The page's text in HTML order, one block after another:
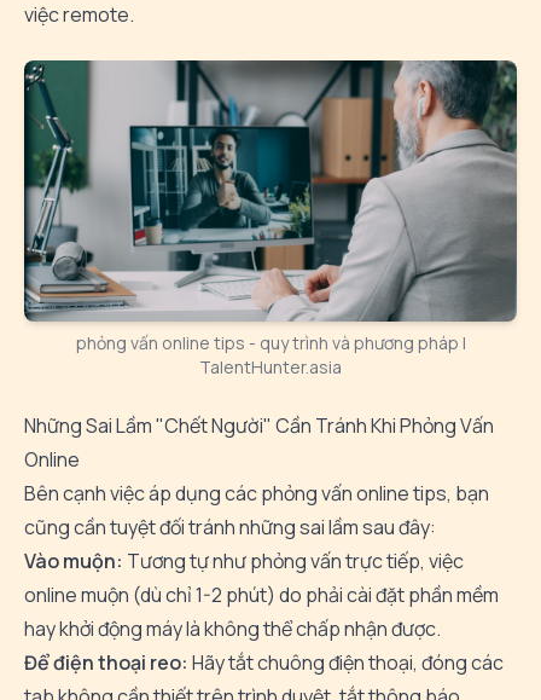
việc remote.
phỏng vấn online tips - quy trình và phương pháp |
TalentHunter.asia
Những Sai Lầm "Chết Người" Cần Tránh Khi Phỏng Vấn
Online
Bên cạnh việc áp dụng các phỏng vấn online tips, bạn
cũng cần tuyệt đối tránh những sai lầm sau đây:
Vào muộn: Tương tự như phỏng vấn trực tiếp, việc
online muộn (dù chỉ 1-2 phút) do phải cài đặt phần mềm
hay khởi động máy là không thể chấp nhận được.
Để điện thoại reo: Hãy tắt chuông điện thoại, đóng các